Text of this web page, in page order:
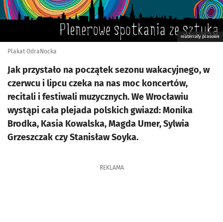
materiały prasowe
Plakat OdraNocka
Jak przystało na początek sezonu wakacyjnego, w
czerwcu i lipcu czeka na nas moc koncertów,
recitali i festiwali muzycznych. We Wrocławiu
wystąpi cała plejada polskich gwiazd: Monika
Brodka, Kasia Kowalska, Magda Umer, Sylwia
Grzeszczak czy Stanisław Soyka.
REKLAMA